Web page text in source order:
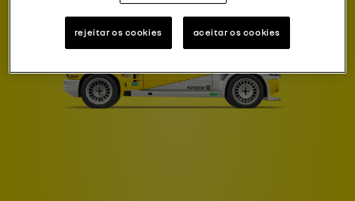
Type A
rejeitar os cookies aceitar os cookies